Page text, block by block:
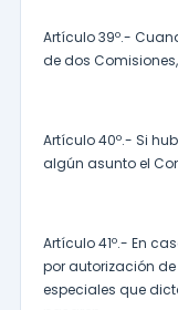
Artículo 39º.-
de dos
Artículo 40º.- Si
algún asunto el
Artículo 41º.- En
por autorización
especiales que